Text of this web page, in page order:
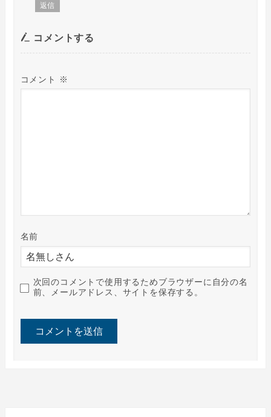
返信
コメントする
コメント ※
名前
次回のコメントで使用するためブラウザーに自分の名
前、メールアドレス、サイトを保存する。